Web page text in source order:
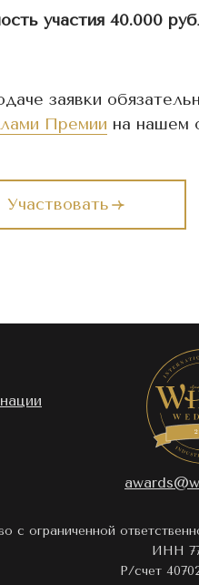
участия 40.000
заявки
Премии на нашем
Участвовать
с ограниченной
ИНН
Р/счет